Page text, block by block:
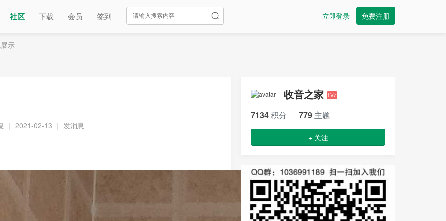
社区 下载 会员 签到 立即登录 免费注册
示
| 2021-02-13 | 发消息
收音之家 LV7
7134积分 779 主题
+ 关注